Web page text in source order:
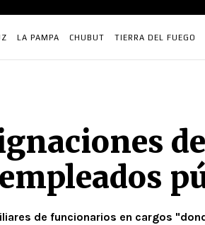
LA PAMPA CHUBUT TIERRA DEL FUEGO
de funcionarios en cargos